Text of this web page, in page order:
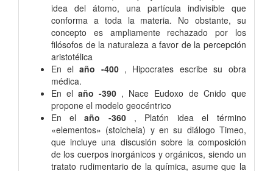
idea del átomo, una partícula indivisible que
conforma a toda la materia. No obstante, su
concepto es ampliamente rechazado por los
filósofos de la naturaleza a favor de la percepción
aristotélica
En el año -400 , Hipocrates escribe su obra
médica.
En el año -390 , Nace Eudoxo de Cnido que
propone el modelo geocéntrico
En el año -360 , Platón idea el término
«elementos» (stoicheia) y en su diálogo Timeo,
que incluye una discusión sobre la composición
de los cuerpos inorgánicos y orgánicos, siendo un
tratato rudimentario de la química, asume que la